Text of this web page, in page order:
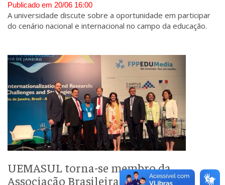
Publicado em 20/06 16:00
A universidade discute sobre a oportunidade em participar
do cenário nacional e internacional no campo da educação.
UEMASUL torna-se membro da
Associação Brasileira de Educação